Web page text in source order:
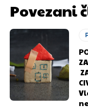
Povezani